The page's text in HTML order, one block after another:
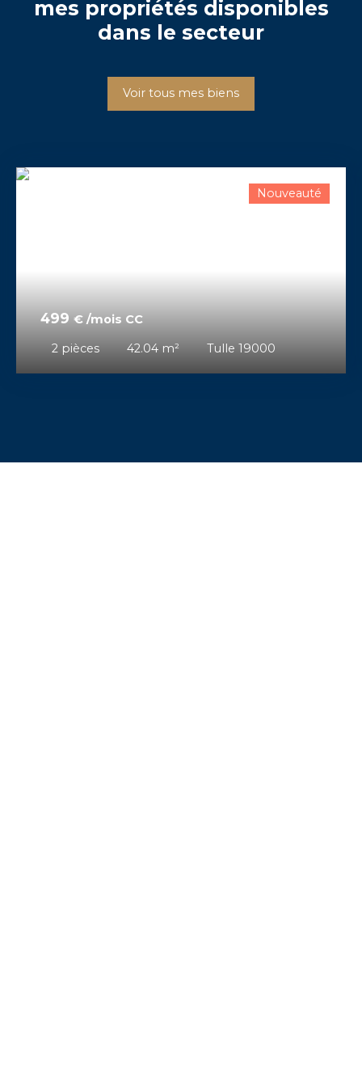
mes propriétés disponibles
dans le secteur
Voir tous mes biens
499 € /mois CC
2 pièces 42.04 m² Tulle 19000
Nouveauté